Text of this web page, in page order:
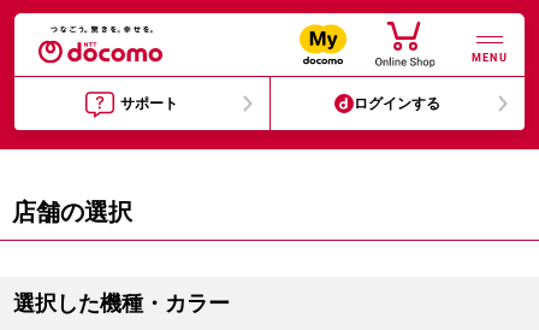
MENU
サポート ログインする
店舗の選択
選択した機種・カラー